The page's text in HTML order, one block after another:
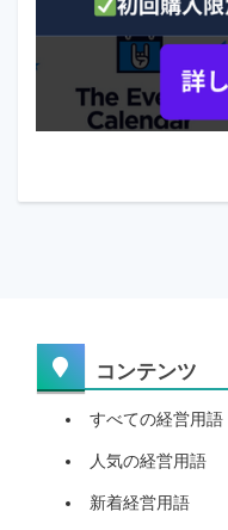
コンテンツ
すべての経営用語
人気の経営用語
新着経営用語